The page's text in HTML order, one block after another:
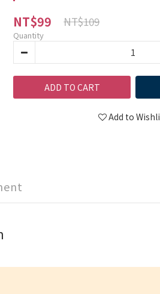
NT$99 NT$109
Quantity
ADD TO CART
Add to